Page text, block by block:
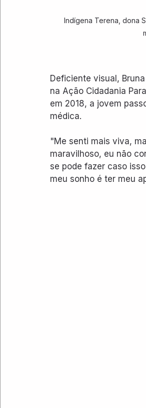
Indígena Terena, dona
Deficiente visual,
na Ação Cidadania
em 2018, a jovem
médica.
"Me senti mais viva,
maravilhoso, eu não
se pode fazer caso
meu sonho é ter meu